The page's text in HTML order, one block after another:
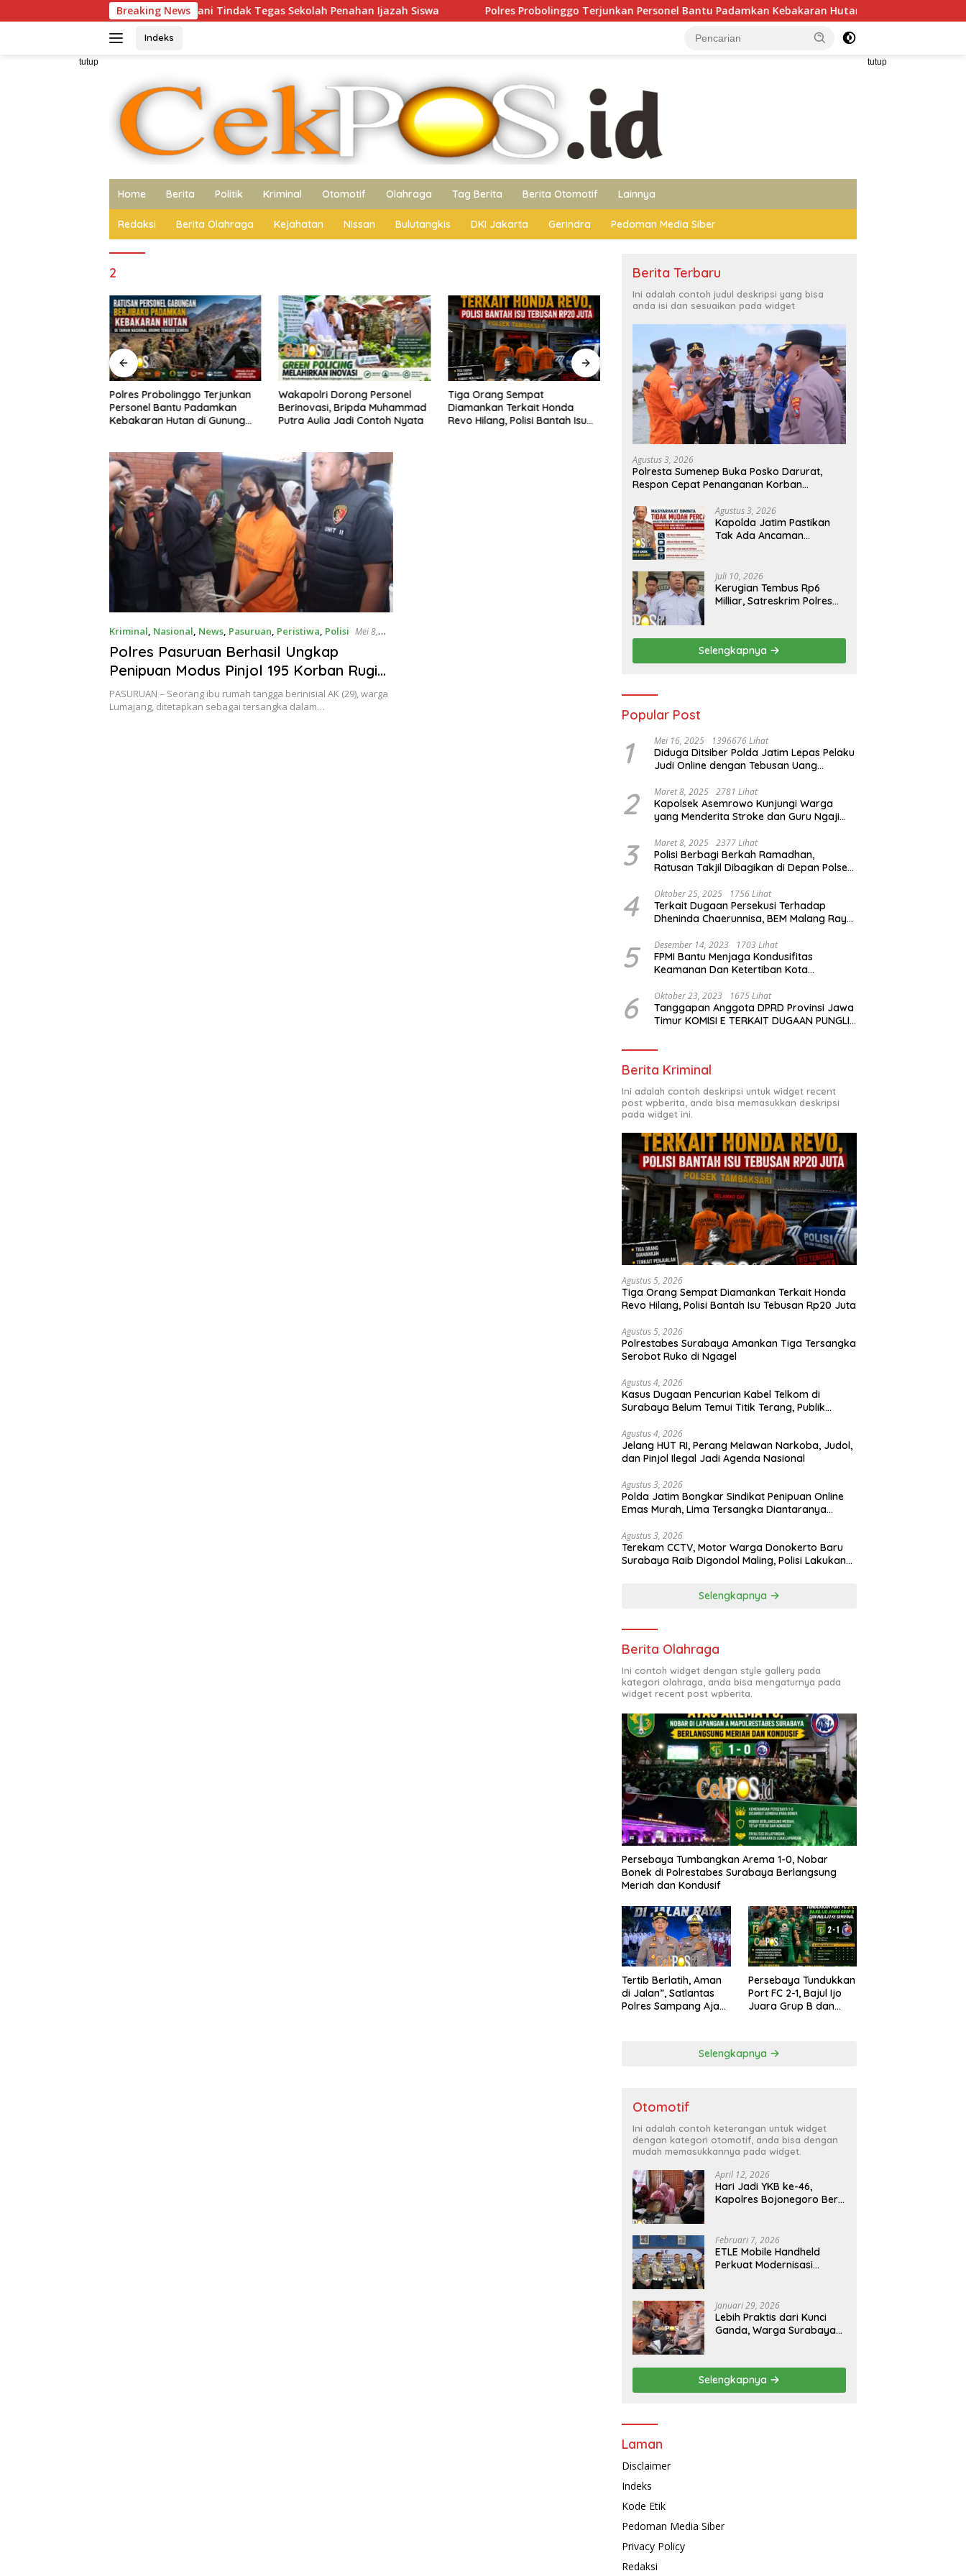
ke
Breaking News
Diduga Tidak Berani Tindak Tegas Sekolah Penahan Ijazah Siswa Polres Probolinggo Terjunkan Personel Bantu Padamkan Kebakaran Hutan di Gunung Bromo
Indeks
tutup tutup
Home Berita Politik Kriminal Otomotif Olahraga Tag Berita Berita Otomotif Lainnya
Redaksi Berita Olahraga Kejahatan Nissan Bulutangkis DKI Jakarta Gerindra Pedoman Media Siber
2
Wakapolri Dorong Personel
Berinovasi, Bripda Muhammad
Putra Aulia Jadi Contoh Nyata
Tiga Orang Sempat
Diamankan Terkait Honda
Revo Hilang, Polisi Bantah Isu
Korupsi Dana PKBM Pasuruan
Rugikan Negara Rp4,95 Miliar,
Baru Rp2,25 Miliar yang
Tim DVI Polda Jatim Kembali
Serahkan Jenazah Korban KM
Mutiara Sentosa II Asal
Sumatera dan Sulawesi
kepada Keluarga
Polrestabes Surabaya
Amankan Tiga Tersangka
Serobot Ruko di Ngagel
Kriminal Nasional News Pasuruan Peristiwa Polisi Mei 8,
2025
Polres Pasuruan Berhasil Ungkap
Penipuan Modus Pinjol 195 Korban Rugi
2,6 Milyar
PASURUAN – Seorang ibu rumah tangga berinisial AK (29), warga
Lumajang, ditetapkan sebagai tersangka dalam…
Berita Terbaru
Ini adalah contoh judul deskripsi yang bisa
anda isi dan sesuaikan pada widget
Agustus 3, 2026
Polresta Sumenep Buka Posko Darurat,
Respon Cepat Penanganan Korban
Agustus 3, 2026
Kapolda Jatim Pastikan
Tak Ada Ancaman
Percaya Hoaks
Juli 10, 2026
Kerugian Tembus Rp6
Milliar, Satreskrim Polres
Arisan Bodong
Selengkapnya
Popular Post
1 Mei 16, 2025 1396676 Lihat
Diduga Ditsiber Polda Jatim Lepas Pelaku
Judi Online dengan Tebusan Uang
2 Maret 8, 2025 2781 Lihat
Kapolsek Asemrowo Kunjungi Warga
yang Menderita Stroke dan Guru Ngaji
3 Maret 8, 2025 2377 Lihat
Polisi Berbagi Berkah Ramadhan,
Ratusan Takjil Dibagikan di Depan Polsek
4 Oktober 25, 2025 1756 Lihat
Terkait Dugaan Persekusi Terhadap
Dheninda Chaerunnisa, BEM Malang Raya
5 Desember 14, 2023 1703 Lihat
FPMI Bantu Menjaga Kondusifitas
Keamanan Dan Ketertiban Kota
6 Oktober 23, 2023 1675 Lihat
Tanggapan Anggota DPRD Provinsi Jawa
Timur KOMISI E TERKAIT DUGAAN PUNGLI
Berita Kriminal
Ini adalah contoh deskripsi untuk widget recent
post wpberita, anda bisa memasukkan deskripsi
pada widget ini.
Agustus 5, 2026
Tiga Orang Sempat Diamankan Terkait Honda
Revo Hilang, Polisi Bantah Isu Tebusan Rp20 Juta
Agustus 5, 2026
Polrestabes Surabaya Amankan Tiga Tersangka
Serobot Ruko di Ngagel
Agustus 4, 2026
Kasus Dugaan Pencurian Kabel Telkom di
Surabaya Belum Temui Titik Terang, Publik
Agustus 4, 2026
Jelang HUT RI, Perang Melawan Narkoba, Judol,
dan Pinjol Ilegal Jadi Agenda Nasional
Agustus 3, 2026
Polda Jatim Bongkar Sindikat Penipuan Online
Emas Murah, Lima Tersangka Diantaranya
Agustus 3, 2026
Terekam CCTV, Motor Warga Donokerto Baru
Surabaya Raib Digondol Maling, Polisi Lakukan
Selengkapnya
Berita Olahraga
Ini contoh widget dengan style gallery pada
kategori olahraga, anda bisa mengaturnya pada
widget recent post wpberita.
Persebaya Tumbangkan Arema 1-0, Nobar
Bonek di Polrestabes Surabaya Berlangsung
Meriah dan Kondusif
Tertib Berlatih, Aman
di Jalan”, Satlantas
Polres Sampang Ajak
Persebaya Tundukkan
Port FC 2-1, Bajul Ijo
Juara Grup B dan
Selengkapnya
Otomotif
Ini adalah contoh keterangan untuk widget
dengan kategori otomotif, anda bisa dengan
mudah memasukkannya pada widget.
April 12, 2026
Hari Jadi YKB ke-46,
Kapolres Bojonegoro Beri
Februari 7, 2026
ETLE Mobile Handheld
Perkuat Modernisasi
Januari 29, 2026
Lebih Praktis dari Kunci
Ganda, Warga Surabaya
Polrestabes Surabaya
Selengkapnya
Laman
Disclaimer
Indeks
Kode Etik
Pedoman Media Siber
Privacy Policy
Redaksi